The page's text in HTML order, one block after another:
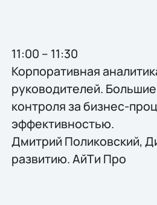
11:00 – 11:30
Корпоративная
руководителей.
контроля за бизнес-
эффективностью.
Дмитрий Поликовский,
развитию. АйТи Про